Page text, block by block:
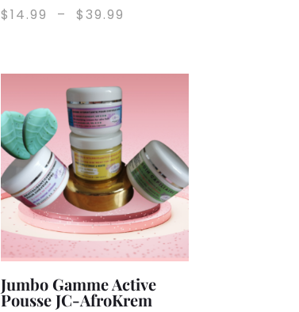
$14.99 – $39.99
$14.99
Jumbo Gamme Active
Pousse JC-AfroKrem